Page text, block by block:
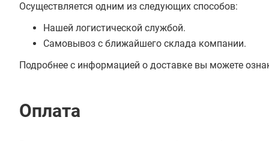
Осуществляется одним из следующих способов:
Нашей логистической службой.
Самовывоз с ближайшего склада компании.
Подробнее с информацией о доставке вы можете
Оплата